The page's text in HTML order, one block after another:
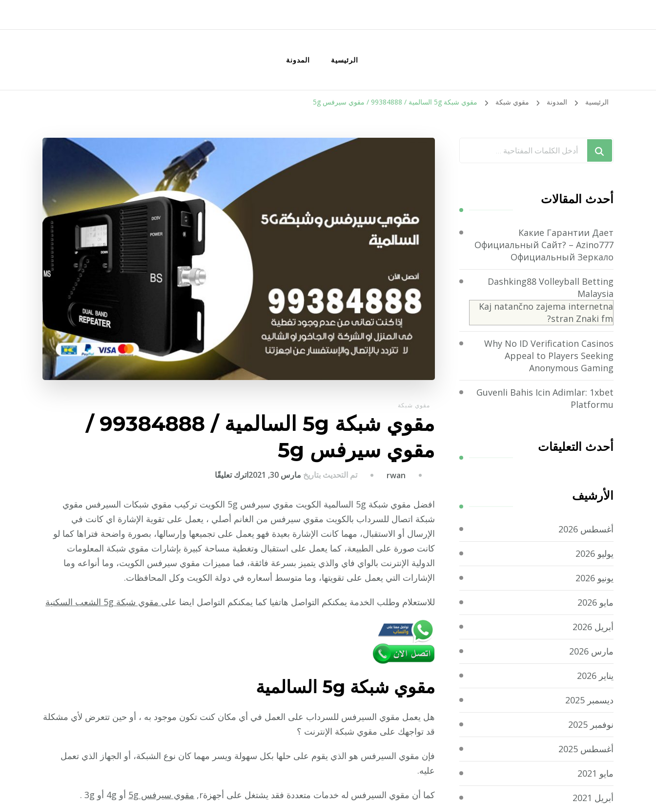
الرئيسية المدونة
الرئيسية المدونة مقوي شبكة مقوي شبكة 5g السالمية / 99384888 / مقوي سيرفس 5g
مقوي شبكة
مقوي شبكة 5g السالمية / 99384888 /
مقوي سيرفس 5g
rwan تم التحديث بتاريخ مارس 30, 2021 اترك تعليقًا
السالمية
/
99384888
/
مقوي
5g
افضل مقوي شبكة 5g السالمية الكويت مقوي سيرفس 5g الكويت تركيب مقوي شبكات السيرفس مقوي
شبكة اتصال للسرداب بالكويت مقوي سيرفس من الغانم أصلي ، يعمل على تقوية الإشارة اي كانت في
الإرسال أو الاستقبال، مهما كانت الإشارة بعيدة فهو يعمل على تجميعها وإرسالها، بصورة واضحة فتراها كما لو
كانت صورة على الطبيعة، كما يعمل على استقبال وتغطية مساحة كبيرة بإشارات مقوي شبكة المعلومات
الدولية الإنترنت بالواي فاي والذي يتميز بسرعة فائقة، فما مميزات مقوي سيرفس الكويت، وما أنواعه وما
الإشارات التي يعمل على تقويتها، وما متوسط أسعاره في دولة الكويت وكل المحافظات.
للاستعلام وطلب الخدمة يمكنكم التواصل هاتفيا كما يمكنكم التواصل ايضا على مقوي شبكة 5g الشعب السكنية
مقوي شبكة 5g السالمية
هل يعمل مقوي السيرفس للسرداب على العمل في أي مكان كنت تكون موجود به ، أو حين تتعرض لأي مشكلة
قد تواجهك على مقوي شبكة الإنترنت ؟
فإن مقوي السيرفس هو الذي يقوم على حلها بكل سهولة ويسر مهما كان نوع الشبكة، أو الجهاز الذي تعمل
عليه.
كما أن مقوي السيرفس له خدمات متعددة فقد يشتغل على أجهزةr, مقوي سيرفس 5g أو 4g أو 3g .
تبحث
شيء
ما؟
أحدث المقالات
Какие Гарантии Дает
Официальный Сайт? – Azino777
Официальный Зеркало
Dashking88 Volleyball Betting
Malaysia
Kaj natančno zajema internetna
stran Znaki fm?
Why No ID Verification Casinos
Appeal to Players Seeking
Anonymous Gaming
Guvenli Bahis Icin Adimlar: 1xbet
Platformu
أحدث التعليقات
الأرشيف
أغسطس 2026
يوليو 2026
يونيو 2026
مايو 2026
أبريل 2026
مارس 2026
يناير 2026
ديسمبر 2025
نوفمبر 2025
أغسطس 2025
مايو 2021
أبريل 2021